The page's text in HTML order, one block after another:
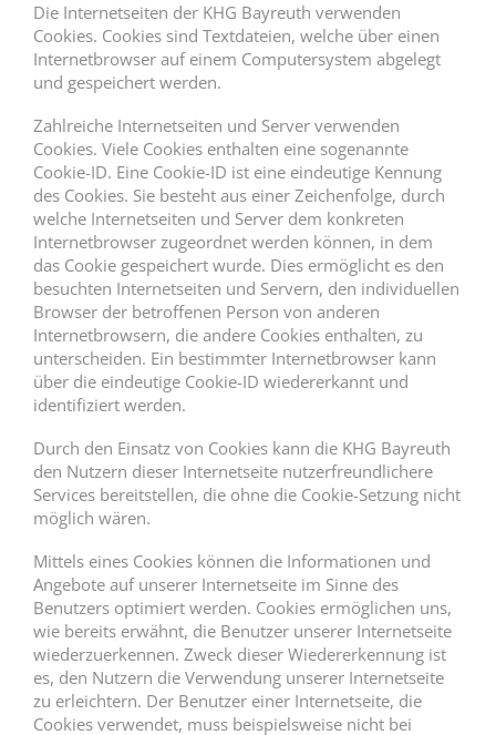
Die Internetseiten der KHG Bayreuth verwenden
Cookies. Cookies sind Textdateien, welche über einen
Internetbrowser auf einem Computersystem abgelegt
und gespeichert werden.
Zahlreiche Internetseiten und Server verwenden
Cookies. Viele Cookies enthalten eine sogenannte
Cookie-ID. Eine Cookie-ID ist eine eindeutige Kennung
des Cookies. Sie besteht aus einer Zeichenfolge, durch
welche Internetseiten und Server dem konkreten
Internetbrowser zugeordnet werden können, in dem
das Cookie gespeichert wurde. Dies ermöglicht es den
besuchten Internetseiten und Servern, den individuellen
Browser der betroffenen Person von anderen
Internetbrowsern, die andere Cookies enthalten, zu
unterscheiden. Ein bestimmter Internetbrowser kann
über die eindeutige Cookie-ID wiedererkannt und
identifiziert werden.
Durch den Einsatz von Cookies kann die KHG Bayreuth
den Nutzern dieser Internetseite nutzerfreundlichere
Services bereitstellen, die ohne die Cookie-Setzung nicht
möglich wären.
Mittels eines Cookies können die Informationen und
Angebote auf unserer Internetseite im Sinne des
Benutzers optimiert werden. Cookies ermöglichen uns,
wie bereits erwähnt, die Benutzer unserer Internetseite
wiederzuerkennen. Zweck dieser Wiedererkennung ist
es, den Nutzern die Verwendung unserer Internetseite
zu erleichtern. Der Benutzer einer Internetseite, die
Cookies verwendet, muss beispielsweise nicht bei